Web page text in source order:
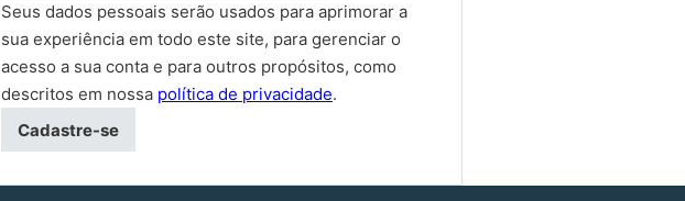
Seus dados pessoais serão usados para aprimorar a
sua experiência em todo este site, para gerenciar o
acesso a sua conta e para outros propósitos, como
descritos em nossa política de privacidade.
Cadastre-se